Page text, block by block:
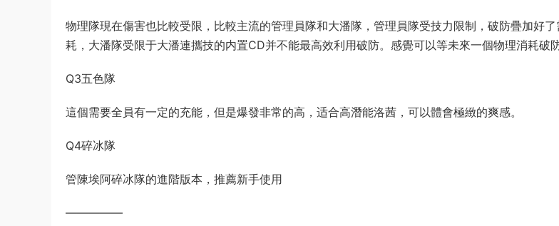
物理隊現在傷害也比較受限，比較主流的管理員隊和大潘隊，管理員隊受技力限制，破防疊加好
耗，大潘隊受限于大潘連攜技的内置CD并不能最高效利用破防。感覺可以等未來一個物理消耗破
Q3五色隊
這個需要全員有一定的充能，但是爆發非常的高，适合高潛能洛茜，可以體會極緻的爽感。
Q4碎冰隊
管陳埃阿碎冰隊的進階版本，推薦新手使用
—————